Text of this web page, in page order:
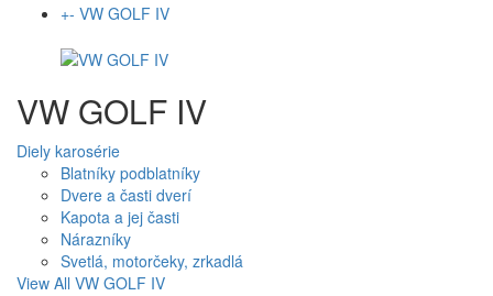
+- VW GOLF IV
VW GOLF IV
Diely karosérie
Blatníky podblatníky
Dvere a časti dverí
Kapota a jej časti
Nárazníky
Svetlá, motorčeky, zrkadlá
View All VW GOLF IV